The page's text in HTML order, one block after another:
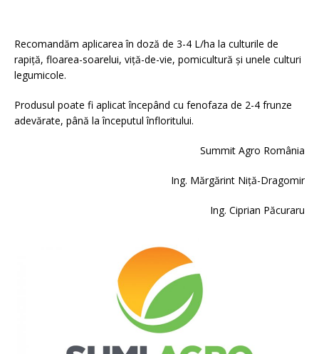
Recomandăm aplicarea în doză de 3-4 L/ha la culturile de
rapiță, floarea-soarelui, viță-de-vie, pomicultură și unele culturi
legumicole.
Produsul poate fi aplicat începând cu fenofaza de 2-4 frunze
adevărate, până la începutul înfloritului.
Summit Agro România
Ing. Mărgărint Niță-Dragomir
Ing. Ciprian Păcuraru